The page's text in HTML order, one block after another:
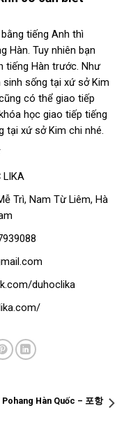
tiếng Anh thì
Hàn. Tuy nhiên bạn
tiếng Hàn trước. Như
sống tại xứ sở Kim
có thể giao tiếp
học giao tiếp tiếng
tại xứ sở Kim chi nhé.
LIKA
Trì, Nam Từ Liêm, Hà
duhoclika
Hàn Quốc – 포항